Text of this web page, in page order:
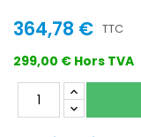
364,78 € TTC
299,00 € Hors TVA